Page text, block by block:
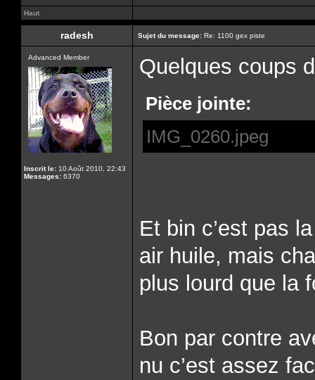
Haut
radesh Sujet du message: Re: 1100 gex piste
Advanced Member
Inscrit le: 10 Août 2010, 22:43
Messages: 6370
Quelques coups
Pièce jointe:
IMG_0260.jpeg
Et bin c’est pas
air huile, mais
plus lourd que la
Bon par contre
nu c’est assez